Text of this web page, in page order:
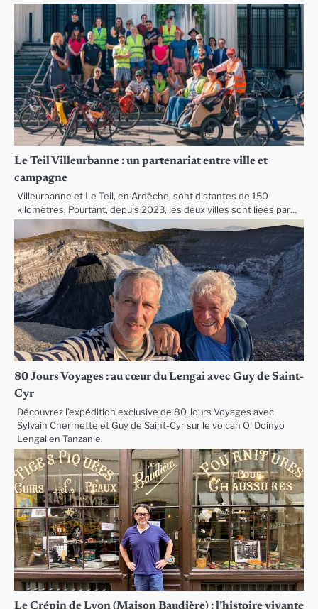
Le Teil Villeurbanne : un partenariat entre ville et
campagne
Villeurbanne et Le Teil, en Ardèche, sont distantes de 150
kilomètres. Pourtant, depuis 2023, les deux villes sont liées par…
80 Jours Voyages : au cœur du Lengai avec Guy de Saint-
Cyr
Découvrez l’expédition exclusive de 80 Jours Voyages avec
Sylvain Chermette et Guy de Saint-Cyr sur le volcan Ol Doinyo
Lengai en Tanzanie.
Le Crépin de Lyon (Maison Baudière) : l’histoire vivante